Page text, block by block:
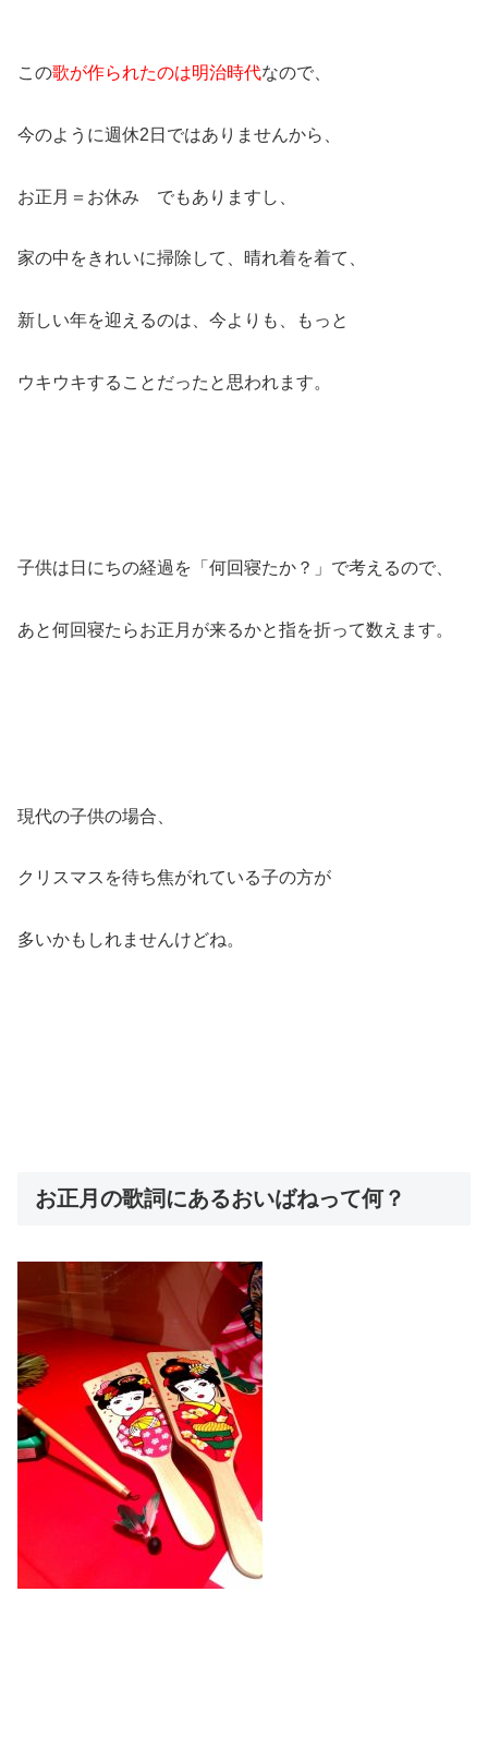
この歌が作られたのは明治時代なので、
今のように週休2日ではありませんから、
お正月＝お休み でもありますし、
家の中をきれいに掃除して、晴れ着を着て、
新しい年を迎えるのは、今よりも、もっと
ウキウキすることだったと思われます。
子供は日にちの経過を「何回寝たか？」で考えるので、
あと何回寝たらお正月が来るかと指を折って数えます。
現代の子供の場合、
クリスマスを待ち焦がれている子の方が
多いかもしれませんけどね。
お正月の歌詞にあるおいばねって何？